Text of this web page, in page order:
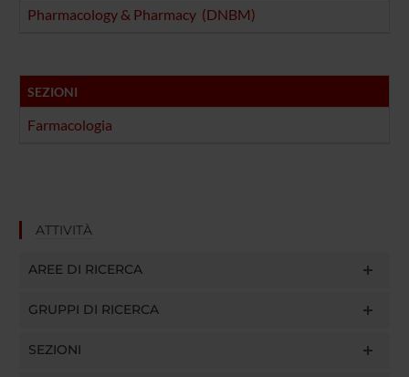
Pharmacology & Pharmacy (DNBM)
SEZIONI
Farmacologia
ATTIVITÀ
AREE DI RICERCA
GRUPPI DI RICERCA
SEZIONI